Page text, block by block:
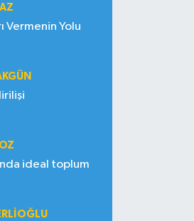
Vermenin Yolu
ideal toplum